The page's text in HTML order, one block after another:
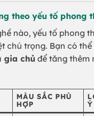
theo yếu tố phong
nào, yếu tố phong
chú trọng. Bạn có
gia chủ để tăng thêm
MÀU SẮC PHÙ
HỢP
Ý